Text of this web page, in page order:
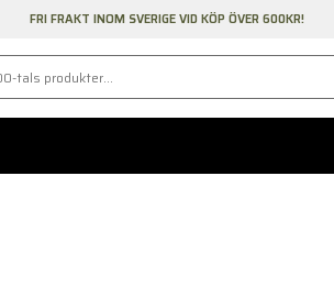
FRI FRAKT INOM SVERIGE VID KÖP ÖVER 600KR!